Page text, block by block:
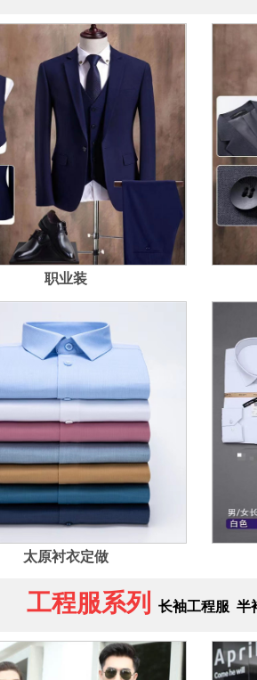
职业装
太原衬衣定做
工程服系列 长袖工程服 半